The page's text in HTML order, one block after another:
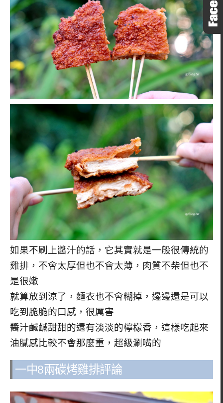
如果不刷上醬汁的話，它其實就是一般很傳統的
雞排，不會太厚但也不會太薄，肉質不柴但也不
是很嫩
就算放到涼了，麵衣也不會糊掉，邊邊還是可以
吃到脆脆的口感，很厲害
醬汁鹹鹹甜甜的還有淡淡的檸檬香，這樣吃起來
油膩感比較不會那麼重，超級涮嘴的
一中8兩碳烤雞排評論